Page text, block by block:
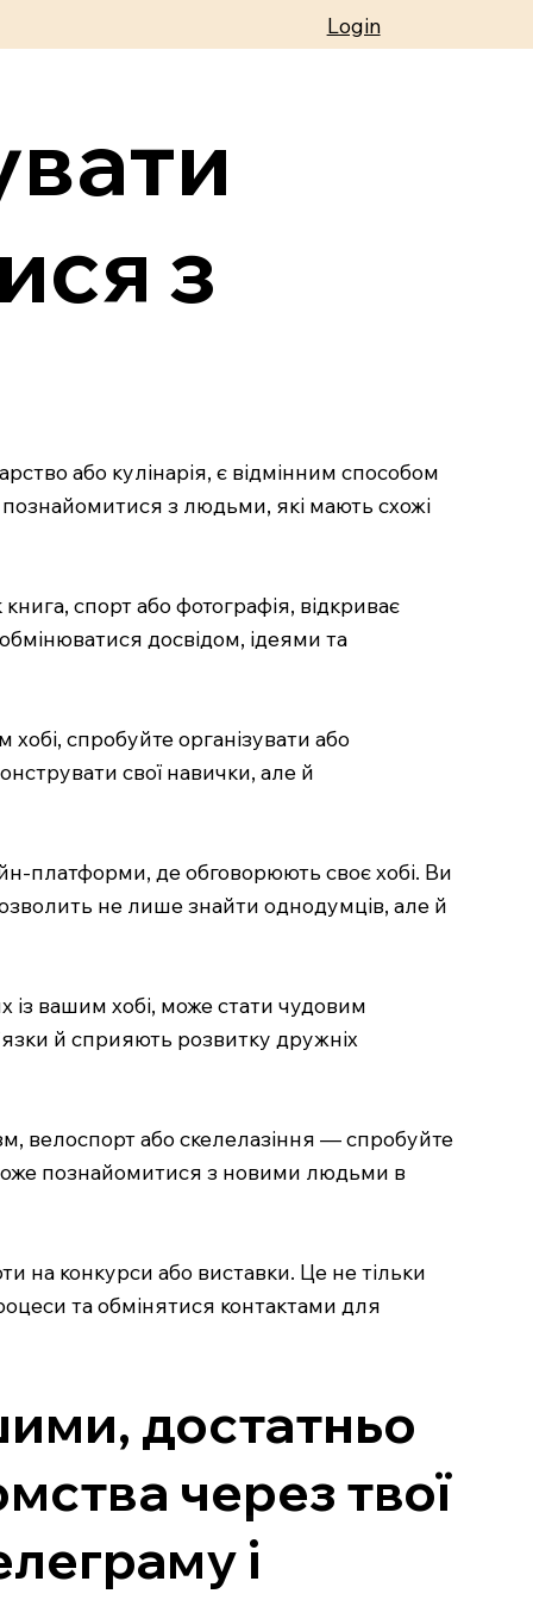
Login
з
або кулінарія, є відмінним способом
з людьми, які мають схожі
спорт або фотографія, відкриває
досвідом, ідеями та
спробуйте організувати або
свої навички, але й
платформи, де обговорюють своє хобі. Ви
не лише знайти однодумців, але й
із вашим хобі, може стати чудовим
й сприяють розвитку дружніх
велоспорт або скелелазіння — спробуйте
познайомитися з новими людьми в
на конкурси або виставки. Це не тільки
та обмінятися контактами для
достатньо
через твої
і